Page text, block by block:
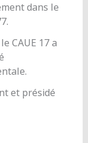
dans le
CAUE 17 a
et présidé